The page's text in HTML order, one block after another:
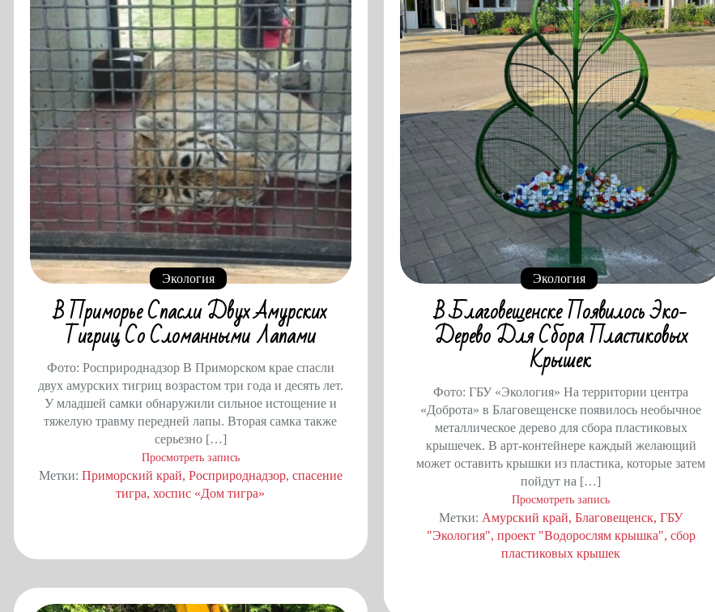
Экология
В Приморье Спасли Двух Амурских
Тигриц Со Сломанными Лапами
Фото: Росприроднадзор В Приморском крае спасли
двух амурских тигриц возрастом три года и десять лет.
У младшей самки обнаружили сильное истощение и
тяжелую травму передней лапы. Вторая самка также
серьезно […]
Просмотреть запись
Метки: Приморский край Росприроднадзор спасение
тигра хоспис «Дом тигра»
Экология
В Благовещенске Появилось Эко-
Дерево Для Сбора Пластиковых
Крышек
Фото: ГБУ «Экология» На территории центра
«Доброта» в Благовещенске появилось необычное
металлическое дерево для сбора пластиковых
крышечек. В арт-контейнере каждый желающий
может оставить крышки из пластика, которые затем
пойдут на […]
Просмотреть запись
Метки: Амурский край Благовещенск ГБУ
"Экология" проект "Водорослям крышка" сбор
пластиковых крышек